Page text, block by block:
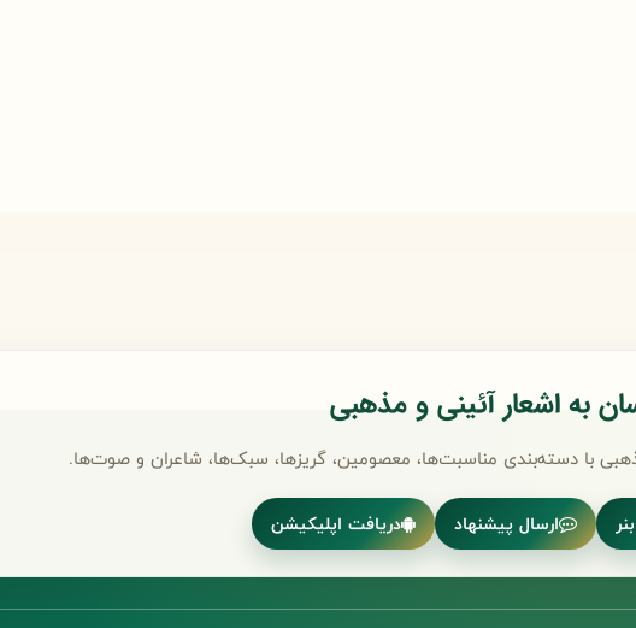
به اشعار آئینی و مذهبی
با دسته‌بندی مناسبت‌ها، معصومین، گریزها، سبک‌ها، شاعران و صوت‌ها.
ارسال پیشنهاد دریافت اپلیکیشن